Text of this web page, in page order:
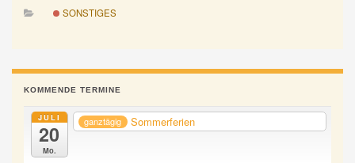
SONSTIGES
KOMMENDE TERMINE
JULI
20
Mo.
ganztägig Sommerferien